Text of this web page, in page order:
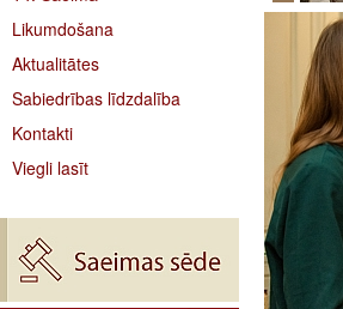
Likumdošana
Aktualitātes
Sabiedrības līdzdalība
Kontakti
Viegli lasīt